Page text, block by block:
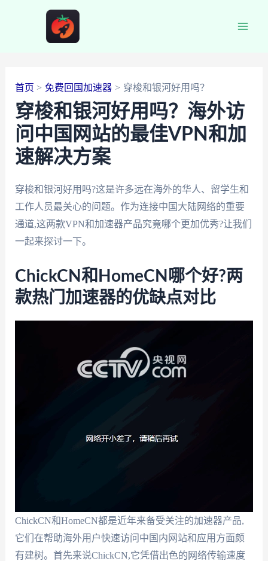
首页 免费回国加速器 穿梭和银河好用吗？
穿梭和银河好用吗？海外访
问中国网站的最佳VPN和加
速解决方案
穿梭和银河好用吗?这是许多远在海外的华人、留学生和
工作人员最关心的问题。作为连接中国大陆网络的重要
通道,这两款VPN和加速器产品究竟哪个更加优秀?让我们
一起来探讨一下。
ChickCN和HomeCN哪个好?两
款热门加速器的优缺点对比
ChickCN和HomeCN都是近年来备受关注的加速器产品,
它们在帮助海外用户快速访问中国内网站和应用方面颇
有建树。首先来说ChickCN,它凭借出色的网络传输速度